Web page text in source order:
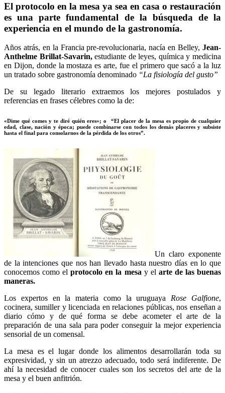
El protocolo en la mesa ya sea en casa o restauración
es una parte fundamental de la búsqueda de la
experiencia en el mundo de la gastronomía.
Años atrás, en la Francia pre-revolucionaria, nacía en Belley, Jean-
Anthelme Brillat-Savarin,estudiante de leyes, química y medicina
en Dijon, donde la mostaza es arte, fue el primero que sacó a la luz
un tratado sobre gastronomía denominado “La fisiología del gusto”
De su legado literario extraemos los mejores postulados y
referencias en frases célebres como la de:
«Dime qué comes y te diré quién eres»; o “El placer de la mesa es propio de cualquier
edad, clase, nación y época; puede combinarse con todos los demás placeres y subsiste
hasta el final para consolarnos de la pérdida de los otros”.
Un claro exponente
de la intenciones que nos han llevado hasta nuestro días en lo que
conocemos como elprotocolo en la mesa y el arte de las buenas
maneras.
Los expertos en la materia como la uruguaya Rose Galfione,
cocinera, sumiller y licenciada en relaciones públicas, nos enseñan a
diario cómo y de qué forma se debe acometer el arte de la
preparación de una sala para poder conseguir la mejor experiencia
sensorial de un comensal.
La mesa es el lugar donde los alimentos desarrollarán toda su
expresividad, y sin un atrezzo adecuado, todo será indiferente. De
ahí la necesidad de conocer cuales son los secretos del arte de la
mesa y el buen anfitrión.